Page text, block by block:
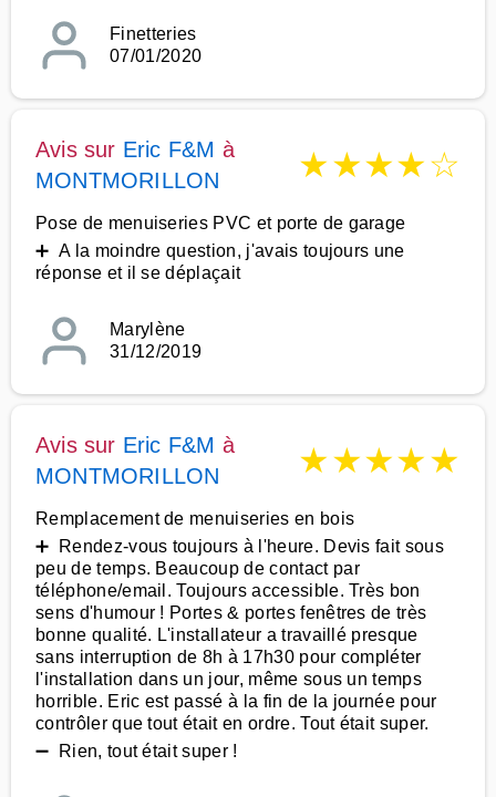
Finetteries
07/01/2020
Avis sur Eric F&M à
MONTMORILLON
★★★★☆
Pose de menuiseries PVC et porte de garage
➕ A la moindre question, j'avais toujours une
réponse et il se déplaçait
Marylène
31/12/2019
Avis sur Eric F&M à
MONTMORILLON
★★★★★
Remplacement de menuiseries en bois
➕ Rendez-vous toujours à l'heure. Devis fait sous
peu de temps. Beaucoup de contact par
téléphone/email. Toujours accessible. Très bon
sens d'humour ! Portes & portes fenêtres de très
bonne qualité. L'installateur a travaillé presque
sans interruption de 8h à 17h30 pour compléter
l'installation dans un jour, même sous un temps
horrible. Eric est passé à la fin de la journée pour
contrôler que tout était en ordre. Tout était super.
➖ Rien, tout était super !